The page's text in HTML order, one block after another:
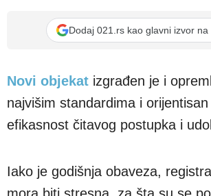
Dodaj 021.rs kao glavni izvor na
Novi objekat izgrađen je i
najvišim standardima i
efikasnost čitavog postupka i
mora biti stresna, za šta su se